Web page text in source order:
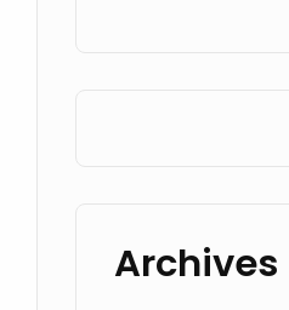
Archives